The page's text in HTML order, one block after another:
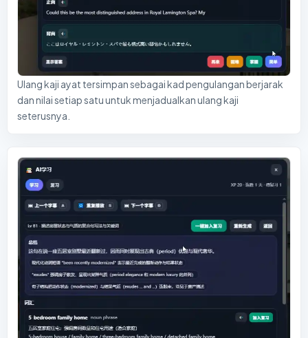
Ulang kaji ayat tersimpan sebagai kad pengulangan berjarak
dan nilai setiap satu untuk menjadualkan ulang kaji
seterusnya.